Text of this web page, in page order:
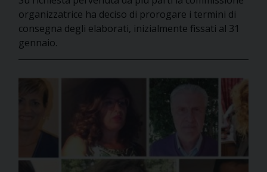
organizzatrice ha deciso di prorogare i termini di
consegna degli elaborati, inizialmente fissati al 31
gennaio.